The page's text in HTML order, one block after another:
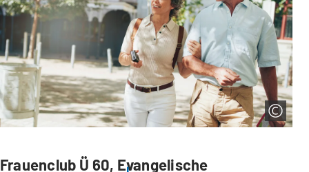
Frauenclub Ü 60, Evangelische